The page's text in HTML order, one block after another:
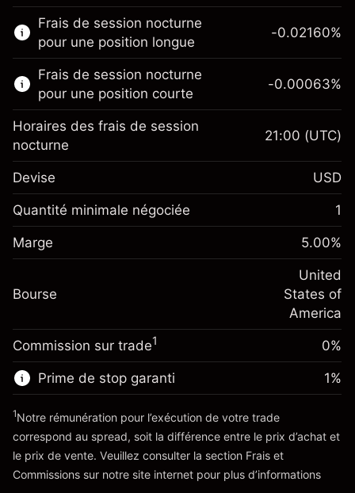
Ce marché financier est disponible pour le
trading de CFD.
En savoir plus sur :
CFD
Frais de session nocturne
pour une position longue
Marge. Votre
investissement
Ajustement des fonds de
Frais sur la valeur totale de la
-0.021596
%
(-$4.32)
Taille de la position avec effet de levier
Valeur nominale avec effet de levier
-0.02160%
Frais de session nocturne
pour une position courte
Marge. Votre
$1,000.00
de overnight
position
-0.000626
%
(-$0.13)
Taille de la position avec effet de levier
~$20,000.00
Valeur nominale avec effet de levier
Vers la plateforme
-0.00063%
Horaires des frais de session
nocturne
21:00 (UTC)
Devise USD
Quantité minimale négociée 1
Marge 5.00%
Bourse
United
States of
America
Commission sur trade1 0%
Prime de stop garanti
'Tarifs et Frais
1%
1Notre rémunération pour l’exécution de votre trade
correspond au spread, soit la différence entre le prix d’achat et
le prix de vente. Veuillez consulter la section Frais et
Commissions sur notre site internet pour plus d’informations